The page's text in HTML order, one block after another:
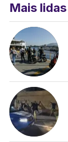
Mais lidas